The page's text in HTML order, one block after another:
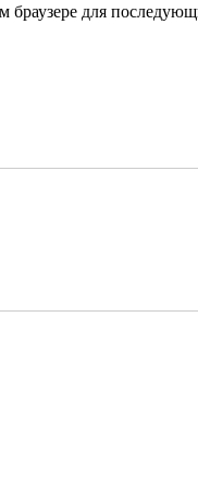
браузере для